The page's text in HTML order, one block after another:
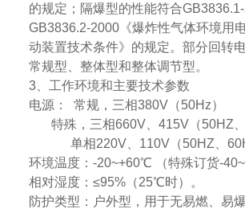
的规定；隔爆型的性能符合
GB3836.2-2000《爆炸性气体环境用
动装置技术条件》的规定。部分回转
常规型、整体型和整体调节型。
3、工作环境和主要技术参数
电源： 常规，三相380V（50Hz）
特殊，三相660V、415V（50HZ、
单相220V、110V（50HZ、
环境温度：-20~+60℃ （特殊订货-
相对湿度：≤95%（25℃时）。
防护类型：户外型，用于无易燃、易